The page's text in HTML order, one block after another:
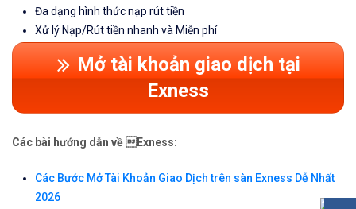
Đa dạng hình thức nạp rút tiền
Xử lý Nạp/Rút tiền nhanh và Miễn phí
Mở tài khoản giao dịch tại
Exness
Các bài hướng dẫn về Exness:
Các Bước Mở Tài Khoản Giao Dịch trên sàn Exness Dễ Nhất
2026